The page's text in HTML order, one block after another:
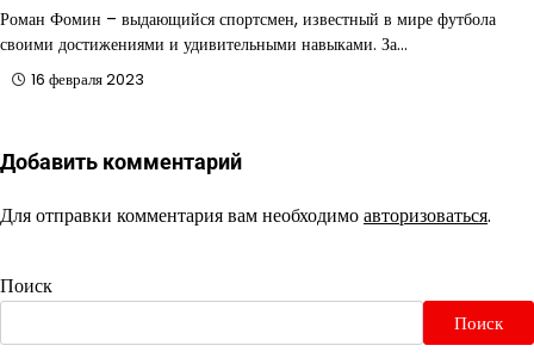
Роман Фомин – выдающийся спортсмен, известный в мире футбола
своими достижениями и удивительными навыками. За…
16 февраля 2023
Добавить комментарий
Для отправки комментария вам необходимоавторизоваться.
Поиск
Поиск